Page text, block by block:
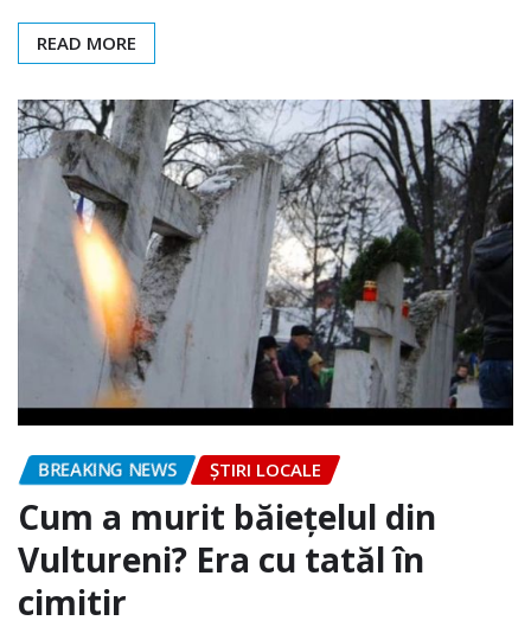
READ MORE
BREAKING NEWS ȘTIRI LOCALE
Cum a murit băiețelul din
Vultureni? Era cu tatăl în
cimitir